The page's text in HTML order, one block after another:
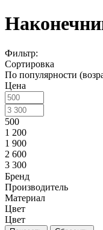
Фильтр:
Сортировка
По популярности
Цена
500
1 200
1 900
2 600
3 300
Бренд
Производитель
Материал
Цвет
Цвет